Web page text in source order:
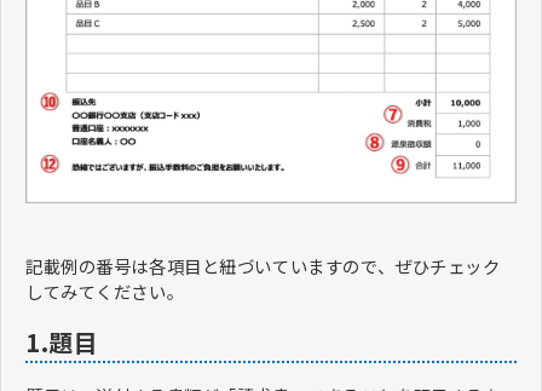
記載例の番号は各項目と紐づいていますので、ぜひチェック
してみてください。
1.題目